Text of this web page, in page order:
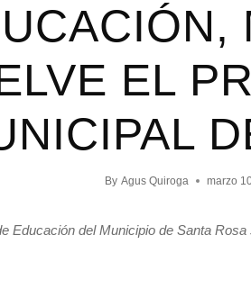
EL
By Agus Quiroga marzo
Educación del Municipio de Santa